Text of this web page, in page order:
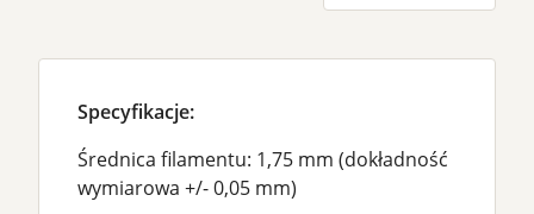
Specyfikacje:
Średnica filamentu: 1,75 mm (dokładność
wymiarowa +/- 0,05 mm)